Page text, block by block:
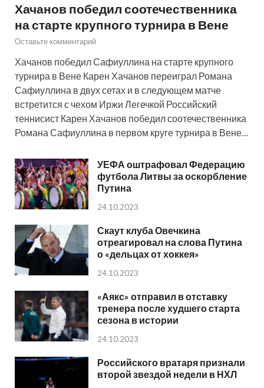
Хачанов победил соотечественника
на старте крупного турнира в Вене
Оставьте комментарий
Хачанов победил Сафиуллина на старте крупного
турнира в Вене Карен Хачанов переиграл Романа
Сафиуллина в двух сетах и в следующем матче
встретится с чехом Иржи Легечкой Российский
теннисист Карен Хачанов победил соотечественника
Романа Сафиуллина в первом круге турнира в Вене…
УЕФА оштрафовал Федерацию
футбола Литвы за оскорбление
Путина
24.10.2023
Скаут клуба Овечкина
отреагировал на слова Путина
о «дельцах от хоккея»
24.10.2023
«Аякс» отправил в отставку
тренера после худшего старта
сезона в истории
24.10.2023
Российского вратаря признали
второй звездой недели в НХЛ